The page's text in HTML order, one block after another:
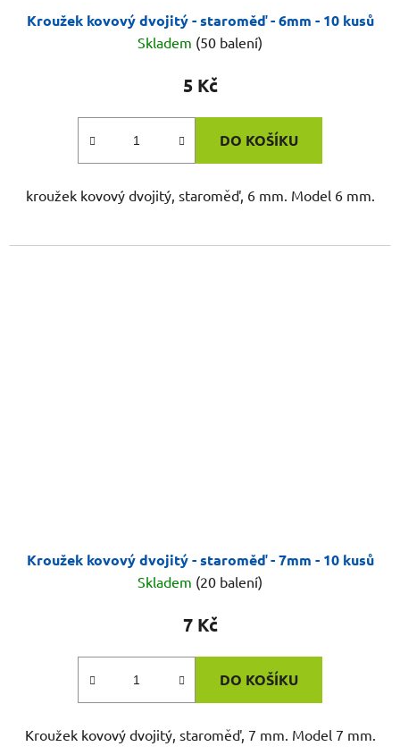
Kroužek kovový dvojitý - staroměď - 6mm - 10 kusů
Skladem (50 balení)
5 Kč
DO KOŠÍKU
kroužek kovový dvojitý, staroměď, 6 mm. Model 6 mm.
Kroužek kovový dvojitý - staroměď - 7mm - 10 kusů
Skladem (20 balení)
7 Kč
DO KOŠÍKU
Kroužek kovový dvojitý, staroměď, 7 mm. Model 7 mm.